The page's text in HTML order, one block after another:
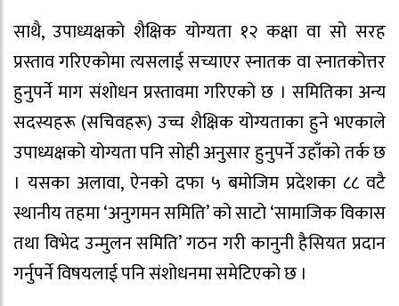
साथै, उपाध्यक्षको शैक्षिक योग्यता १२ कक्षा वा सो सरह
प्रस्ताव गरिएकोमा त्यसलाई सच्याएर स्नातक वा स्नातकोत्तर
हुनुपर्ने माग संशोधन प्रस्तावमा गरिएको छ । समितिका अन्य
सदस्यहरू (सचिवहरू) उच्च शैक्षिक योग्यताका हुने भएकाले
उपाध्यक्षको योग्यता पनि सोही अनुसार हुनुपर्ने उहाँको तर्क छ
। यसका अलावा, ऐनको दफा ५ बमोजिम प्रदेशका ८८ वटै
स्थानीय तहमा ‘अनुगमन समिति’ को साटो ‘सामाजिक विकास
तथा विभेद उन्मुलन समिति’ गठन गरी कानुनी हैसियत प्रदान
गर्नुपर्ने विषयलाई पनि संशोधनमा समेटिएको छ ।